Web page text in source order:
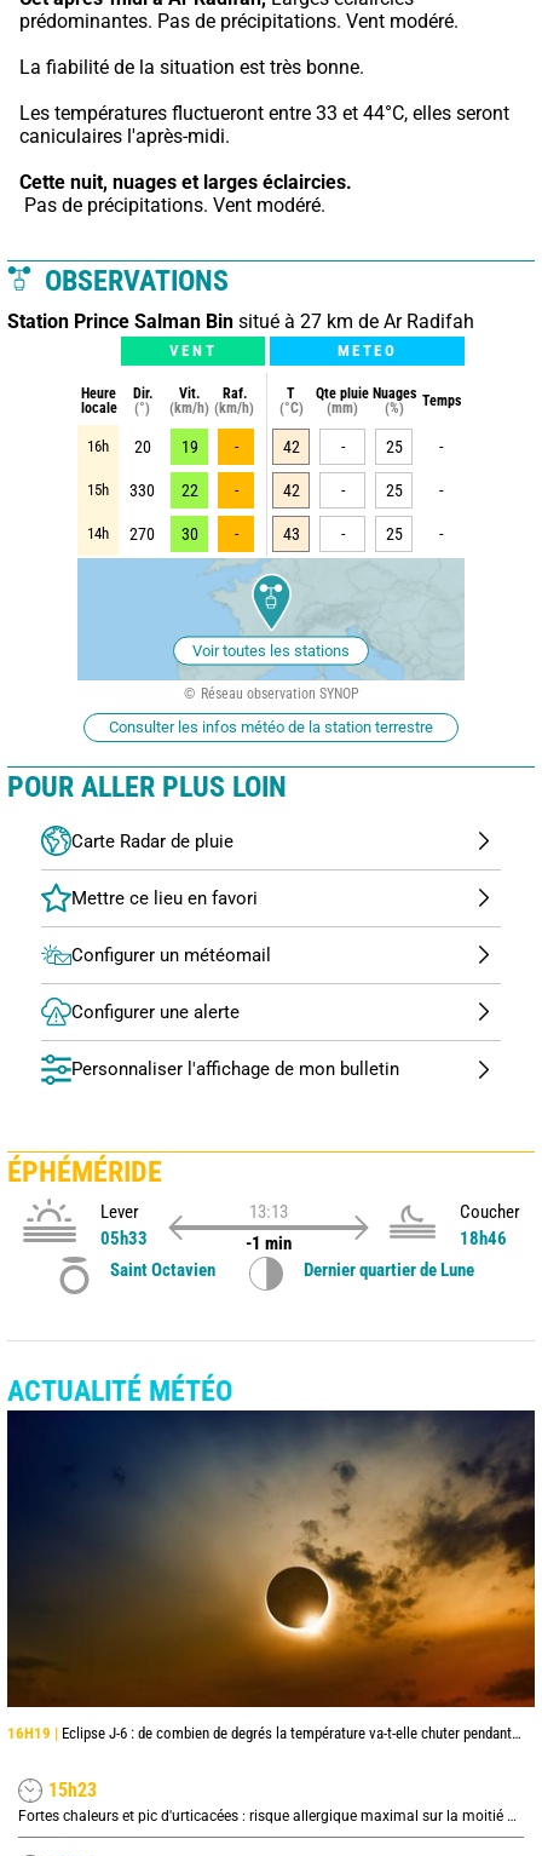
prédominantes. Pas de précipitations. Vent modéré.
La fiabilité de la situation est très bonne.
Les températures fluctueront entre 33 et 44°C, elles seront
caniculaires l'après-midi.
Cette nuit, nuages et larges éclaircies.
Pas de précipitations. Vent modéré.
OBSERVATIONS
Station Prince Salman Bin situé à 27 km de Ar Radifah
VENT METEO
Heure
locale
Dir.
(°)
Vit.
(km/h)
Raf.
(km/h)
T
(°C)
Qte pluie
(mm)
Nuages
(%)
Temps
16h 20 19 - 42 - 25 -
15h 330 22 - 42 - 25 -
14h 270 30 - 43 - 25 -
Voir toutes les stations
Réseau observation SYNOP
Consulter les infos météo de la station terrestre
POUR ALLER PLUS LOIN
Carte Radar de pluie
Configurer un météomail
Configurer une alerte
Personnaliser l'affichage de mon bulletin
ÉPHÉMÉRIDE
Lever
05h33
13:13
-1 min
Coucher
18h46
Saint Octavien
Dernier quartier de Lune
ACTUALITÉ MÉTÉO
16H19 | Eclipse J-6 : de combien de degrés la température va-t-elle chuter pendant l'éclipse du 12 août ?
15h23
Fortes chaleurs et pic d'urticacées : risque allergique maximal sur la moitié nord ce vendredi